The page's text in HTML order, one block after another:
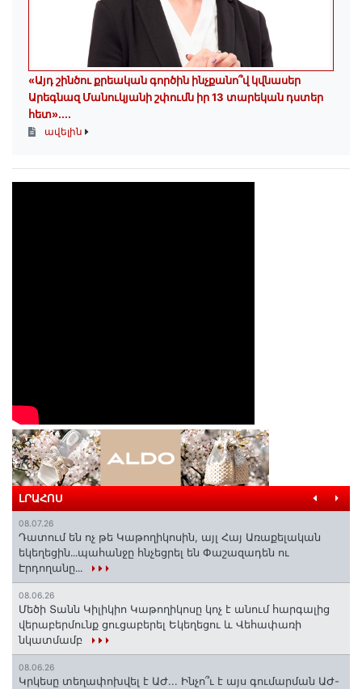
«Այդ շինծու քրեական գործին ինչքանո՞վ կվնասեր
Արեգնազ Մանուկյանի շփումն իր 13 տարեկան դստեր
հետ»․...
ավելին
ԼՐԱՀՈՍ
08.07.26
Դատում են ոչ թե Կաթողիկոսին, այլ Հայ Առաքելական
եկեղեցին․․․պահանջը հնչեցրել են Փաշազադեն ու
Էրդողանը․․․
08.06.26
Մեծի Տանն Կիլիկիո Կաթողիկոսը կոչ է անում հարգալից
վերաբերմունք ցուցաբերել Եկեղեցու և Վեհափառի
նկատմամբ
08.06.26
Կրկեսը տեղափոխվել է ԱԺ... Ինչո՞ւ է այս գումարման ԱԺ-